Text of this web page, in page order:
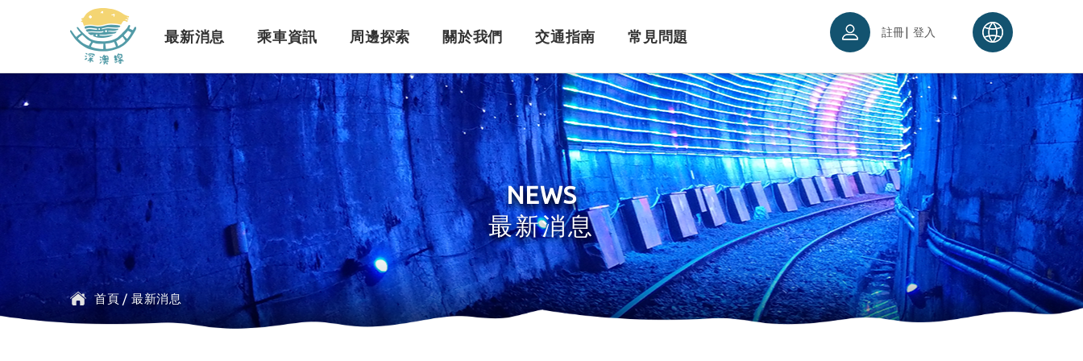
最新消息
訊息公告
乘車資訊
行車路線 票價時刻 購票須知 訂票系統 退票須知 入場須知
周邊探索
景點介紹 探索行程介紹
關於我們
緣起簡介 設施介紹 角色介紹 車體設計 永續理念
交通指南
公車 自行開車
常見問題
一般問題 訂票問題 訂單問題 搭乘問題
註冊| 登入
NEWS
最新消息
首頁 /最新消息